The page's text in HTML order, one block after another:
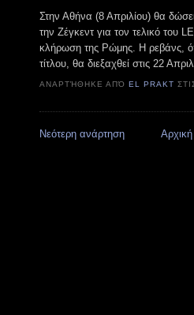
Στην Αθήνα (8 Απριλίου) θα
την Ζέγκεντ για τον τελικό
κλήρωση της Ρώμης. Η ρεβάνς,
τίτλου, θα διεξαχθεί στις 22
ΑΝΑΡΤΉΘΗΚΕ ΑΠΌEL PRAKT
Νεότερη ανάρτηση